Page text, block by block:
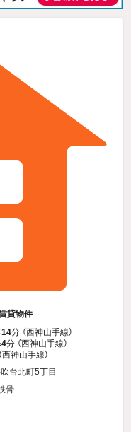
貸物件
14分 （西神山手線）
4分 （西神山手線）
西神山手線）
台北町5丁目
骨